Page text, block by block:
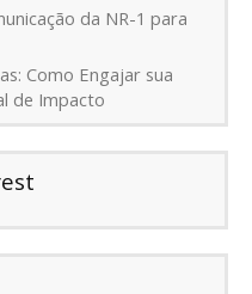
da NR-1 para
Como Engajar sua
de Impacto